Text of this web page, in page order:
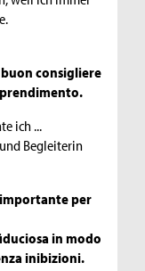
consigliere
ich ...
Begleiterin
per
in modo
inibizioni.